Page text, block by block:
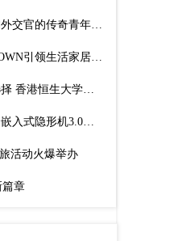
薛锦山｜会见过全球百位元首和外交官的传奇青年创业者
品质与设计并重，科罗恩CNCROWN引领生活家居消费升级
福建高考生赴港升学再添优质选择 香港恒生大学报读人数创新高
创新不止，隐形晾衣！好太太全嵌入式隐形机3.0，诠释生活的美感
活动火爆举办
篇章